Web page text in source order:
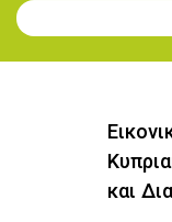
Εγγραφή στο
και